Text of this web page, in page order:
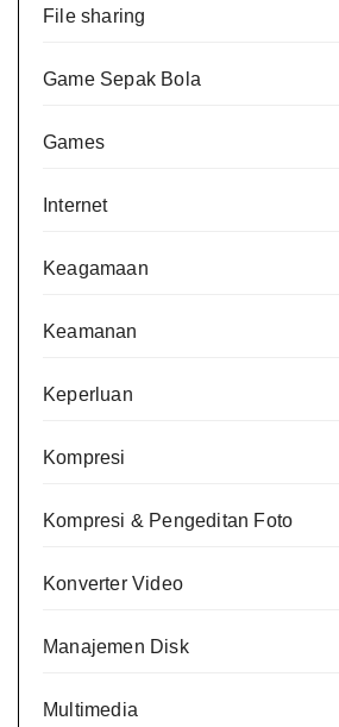
File sharing
Game Sepak Bola
Games
Internet
Keagamaan
Keamanan
Keperluan
Kompresi
Kompresi & Pengeditan Foto
Konverter Video
Manajemen Disk
Multimedia